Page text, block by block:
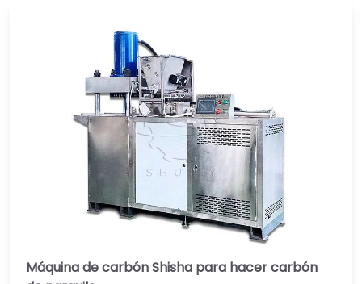
Máquina de carbón Shisha para hacer carbón